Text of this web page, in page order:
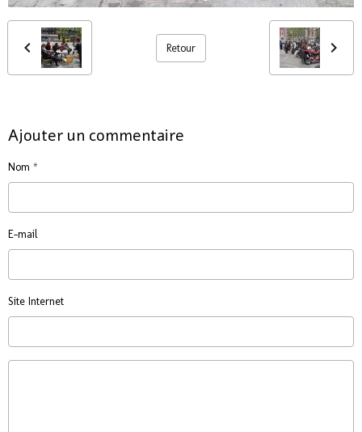
Retour
Ajouter un commentaire
Nom
E-mail
Site Internet